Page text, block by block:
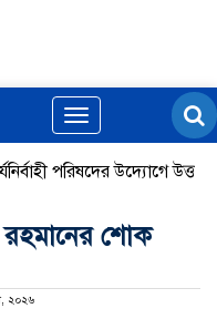
Toggle
navigation
পরিষদের উদ্যোগে উত্তরা
রহমানের শোক
২০২৬